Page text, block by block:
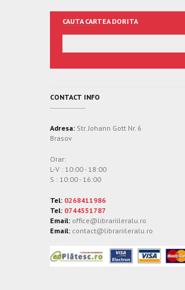
CAUTA CARTEA DORITA
CONTACT INFO
Adresa: Str. Johann Gott Nr. 6
Brasov
Orar:
L-V : 10:00 - 18:00
S : 10:00 - 16:00
Tel: 0268411986
Tel: 0744551787
Email: office@librariileralu.ro
Email: contact@librariileralu.ro